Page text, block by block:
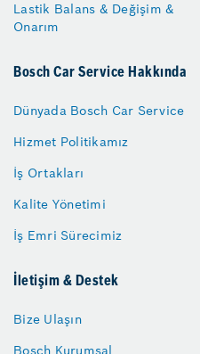
Lastik Balans & Değişim &
Onarım
Bosch Car Service Hakkında
Dünyada Bosch Car Service
Hizmet Politikamız
İş Ortakları
Kalite Yönetimi
İş Emri Sürecimiz
İletişim & Destek
Bize Ulaşın
Bosch Kurumsal